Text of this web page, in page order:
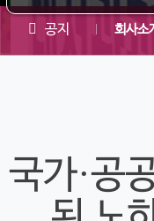
공지 검색기
국가·공